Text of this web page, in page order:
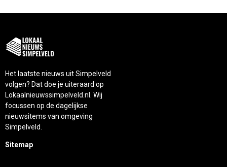
Het laatste nieuws uit Simpelveld
volgen? Dat doe je uiteraard op
Lokaalnieuwssimpelveld.nl. Wij
focussen op de dagelijkse
nieuwsitems van omgeving
Simpelveld.
Sitemap